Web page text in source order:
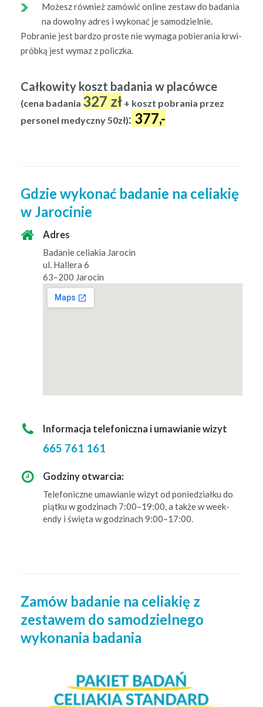
Możesz również zamówić online zestaw do bada­nia
na dowol­ny adres i wykon­ać je samodziel­nie.
Pobranie jest bard­zo proste nie wyma­ga pobiera­nia krwi-
próbką jest wymaz z policzka.
Całkowity koszt badania w placówce
(cena badania 327 zł + koszt pobrania przez
personel medyczny 50zł): 377,-
Gdzie wykonać badanie na celiakię
w Jarocinie
Adres
Badanie celi­akia Jarocin
ul. Hallera 6
63–200 Jarocin
Infor­ma­c­ja tele­fon­icz­na i umaw­ian­ie wizyt
665 761 161
Godziny otwarcia:
Tele­fon­iczne umaw­ian­ie wiz­yt od poniedzi­ałku do
piątku w godz­i­nach 7:00–19:00, a także w week­
endy i świę­ta w godz­i­nach 9:00–17:00.
Zamów badanie na celiakię z
zestawem do samodzielnego
wykonania badania